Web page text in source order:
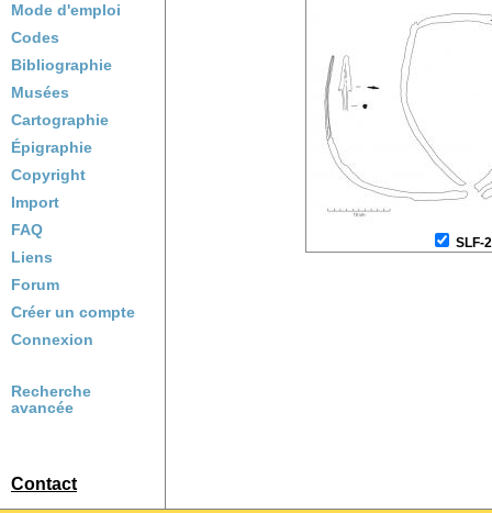
Mode d'emploi
Codes
Bibliographie
Musées
Cartographie
Épigraphie
Copyright
Import
FAQ
Liens
Forum
Créer un compte
Connexion
Recherche
avancée
Contact
SLF-